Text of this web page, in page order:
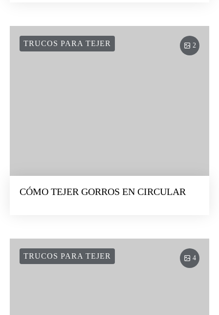
2
TRUCOS PARA TEJER
CÓMO TEJER GORROS EN CIRCULAR
4
TRUCOS PARA TEJER